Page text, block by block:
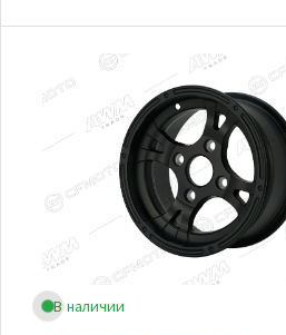
В наличии